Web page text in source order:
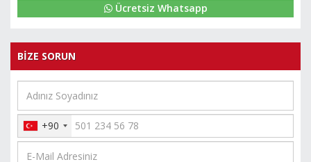
Ücretsiz Whatsapp
BİZE SORUN
+90